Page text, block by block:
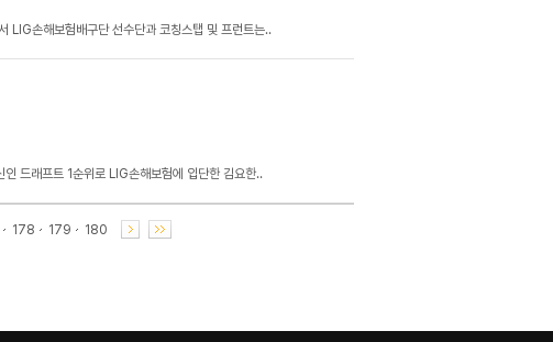
LIG손해보험배구단 선수단과 코칭스탭 및 프런트는..
드래프트 1순위로 LIG손해보험에 입단한 김요한..
178 179 180